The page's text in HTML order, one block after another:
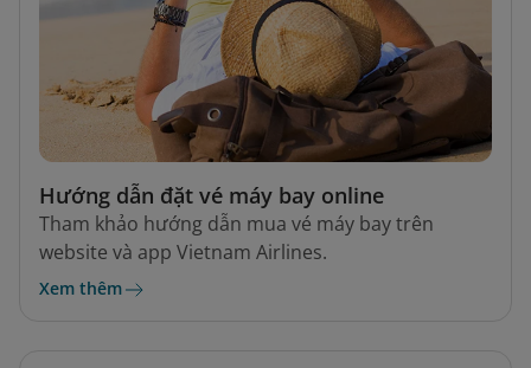
Hướng dẫn đặt vé máy bay online
Tham khảo hướng dẫn mua vé máy bay trên
website và app Vietnam Airlines.
Xem thêm